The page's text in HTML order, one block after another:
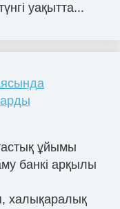
уақытта...
ұйымы
банкі арқылы
халықаралық